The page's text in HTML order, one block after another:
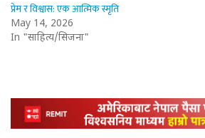
प्रेम र विश्वास: एक आत्मिक स्मृति
May 14, 2026
In "साहित्य/सिर्जना"